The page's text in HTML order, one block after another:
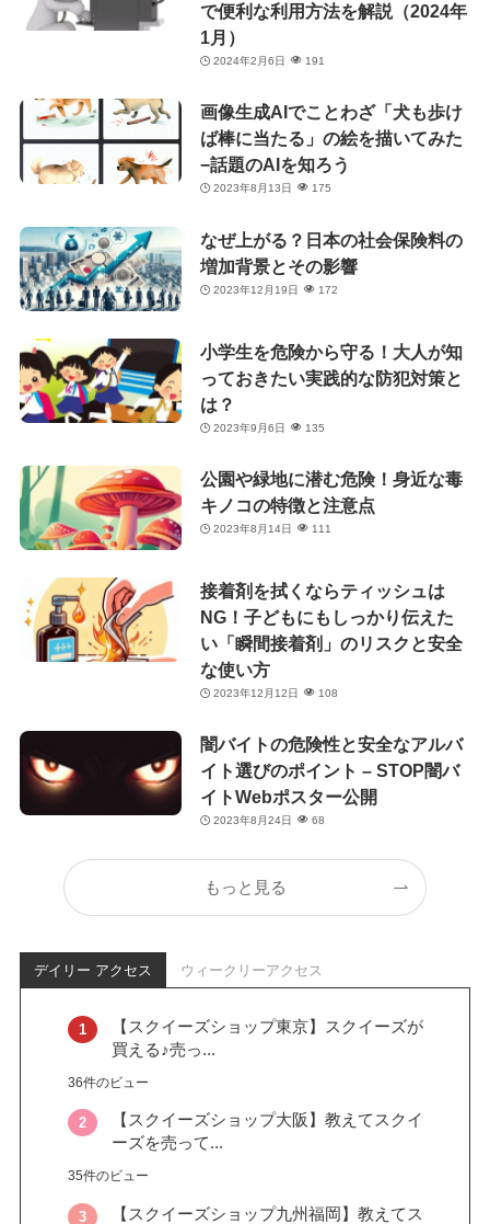
で便利な利用方法を解説（2024年
1月）
2024年2月6日 191
画像生成AIでことわざ「犬も歩け
ば棒に当たる」の絵を描いてみた
−話題のAIを知ろう
2023年8月13日 175
なぜ上がる？日本の社会保険料の
増加背景とその影響
2023年12月19日 172
小学生を危険から守る！大人が知
っておきたい実践的な防犯対策と
は？
2023年9月6日 135
公園や緑地に潜む危険！身近な毒
キノコの特徴と注意点
2023年8月14日 111
接着剤を拭くならティッシュは
NG！子どもにもしっかり伝えた
い「瞬間接着剤」のリスクと安全
な使い方
2023年12月12日 108
闇バイトの危険性と安全なアルバ
イト選びのポイント – STOP闇バ
イトWebポスター公開
2023年8月24日 68
もっと見る
デイリー アクセス ウィークリーアクセス
【スクイーズショップ東京】スクイーズが
買える♪売っ...
36件のビュー
【スクイーズショップ大阪】教えてスクイ
ーズを売って...
35件のビュー
【スクイーズショップ九州福岡】教えてス